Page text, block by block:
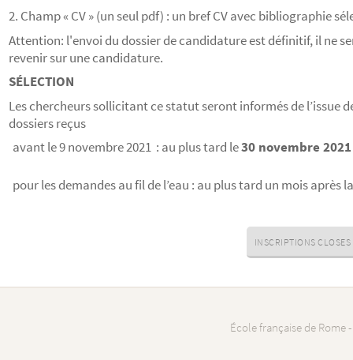
2. Champ « CV » (un seul pdf) : un bref CV avec bibliographie
Attention: l'envoi du dossier de candidature est définitif, il ne
revenir sur une candidature.
SÉLECTION
Les chercheurs sollicitant ce statut seront informés de l’issue
dossiers reçus
avant le 9 novembre 2021 : au plus tard le30 novembre 2021
pour les demandes au fil de l’eau : au plus tard un mois après
INSCRIPTIONS CLOSES
École française de Rome -